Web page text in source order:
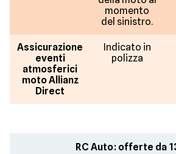
momento
del sinistro.
Assicurazione
eventi
atmosferici
moto Allianz
Direct
Indicato in
polizza
RC Auto: offerte da